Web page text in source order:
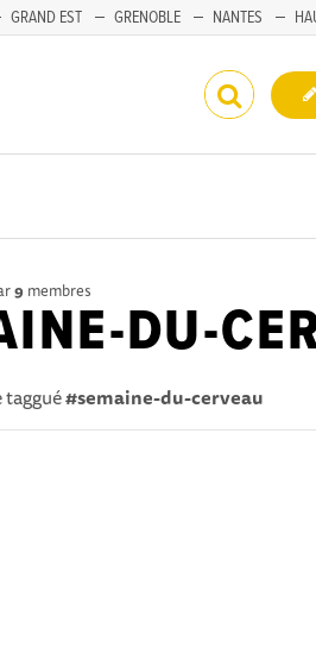
GRAND EST GRENOBLE NANTES
9 membres
DU-
taggué#semaine-du-cerveau